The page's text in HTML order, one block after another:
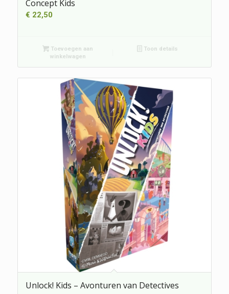
Concept Kids
€ 22,50
Toevoegen aan
winkelwagen
Toon details
Unlock! Kids – Avonturen van Detectives